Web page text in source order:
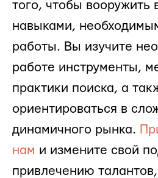
того, чтобы вооружить
навыками,
работы. Вы изучите
работе инструменты,
практики поиска, а
ориентироваться в
динамичного рынка.
нам и измените свой
привлечению